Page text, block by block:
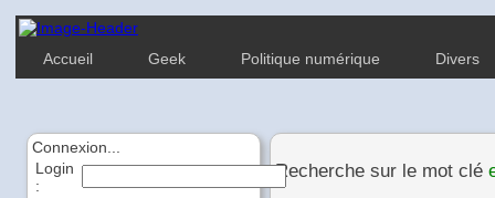
Accueil Geek Politique numérique Divers
Connexion...
Login
:
Recherche sur le mot clé